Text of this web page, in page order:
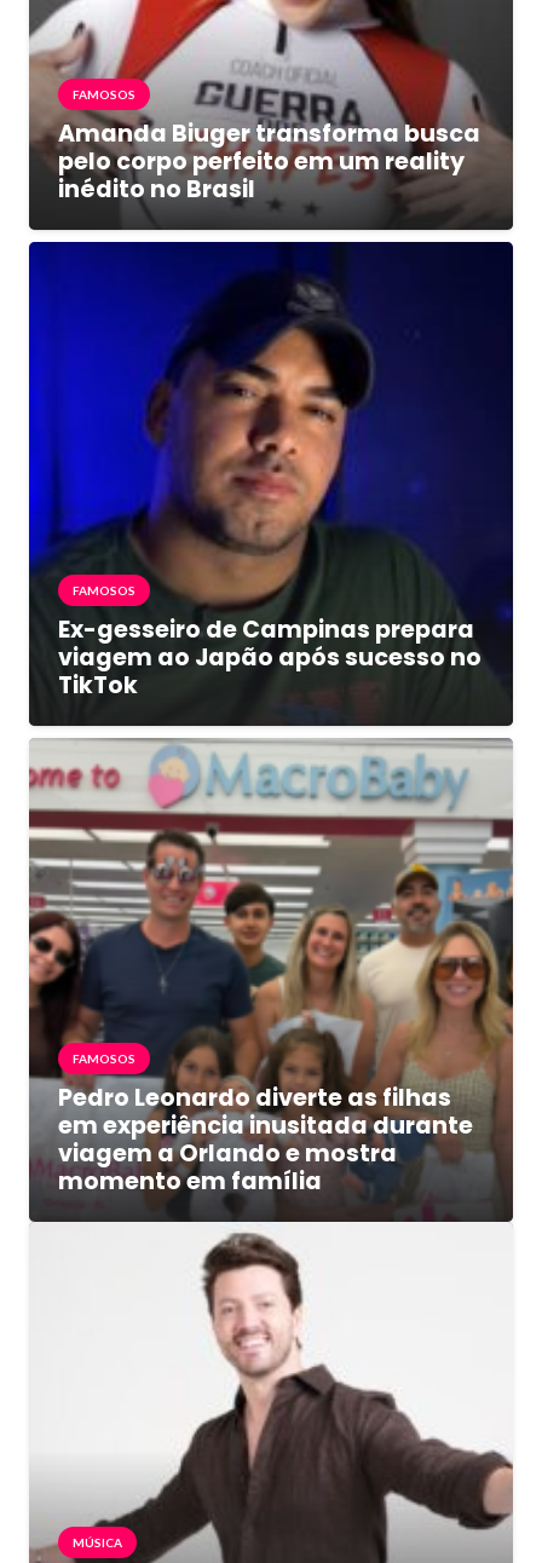
FAMOSOS
Amanda Biuger transforma busca
pelo corpo perfeito em um reality
inédito no Brasil
FAMOSOS
Ex-gesseiro de Campinas prepara
viagem ao Japão após sucesso no
TikTok
FAMOSOS
Pedro Leonardo diverte as filhas
em experiência inusitada durante
viagem a Orlando e mostra
momento em família
MÚSICA